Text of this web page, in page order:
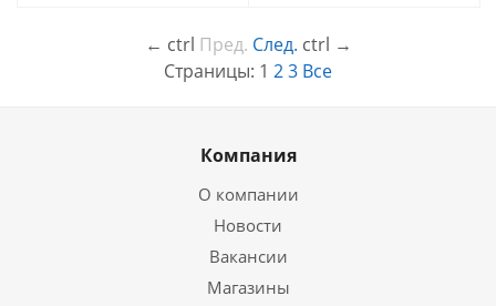
← ctrl Пред. След. ctrl →
Страницы: 1 23 Все
Компания
О компании
Новости
Вакансии
Магазины